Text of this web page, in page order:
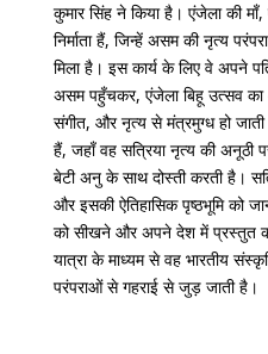
कुमार सिंह ने किया है। एंजेला की
निर्माता हैं, जिन्हें असम की नृत्य
मिला है। इस कार्य के लिए वे अपने
असम पहुँचकर, एंजेला बिहू उत्सव
संगीत, और नृत्य से मंत्रमुग्ध हो
हैं, जहाँ वह सत्रिया नृत्य की अनूठी
बेटी अनु के साथ दोस्ती करती है।
और इसकी ऐतिहासिक पृष्ठभूमि को
को सीखने और अपने देश में प्रस्तुत
यात्रा के माध्यम से वह भारतीय
परंपराओं से गहराई से जुड़ जाती है।